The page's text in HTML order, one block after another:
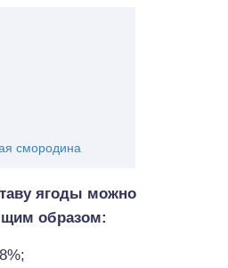
смородина
ягоды можно
образом: